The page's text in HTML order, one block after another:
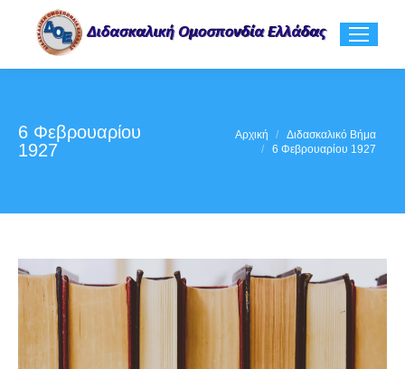
6 Φεβρουαρίου
1927
Αρχική
Διδασκαλικό Βήμα
6 Φεβρουαρίου 1927